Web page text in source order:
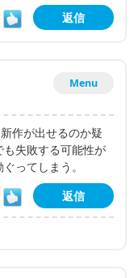
返信
Menu
作が出せるのか疑
失敗する可能性が
ってしまう。
返信